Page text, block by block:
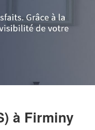
à Firminy